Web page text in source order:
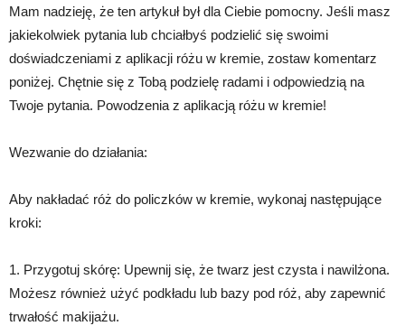
Mam nadzieję, że ten artykuł był dla Ciebie pomocny. Jeśli masz
jakiekolwiek pytania lub chciałbyś podzielić się swoimi
doświadczeniami z aplikacji różu w kremie, zostaw komentarz
poniżej. Chętnie się z Tobą podzielę radami i odpowiedzią na
Twoje pytania. Powodzenia z aplikacją różu w kremie!
Wezwanie do działania:
Aby nakładać róż do policzków w kremie, wykonaj następujące
kroki:
1. Przygotuj skórę: Upewnij się, że twarz jest czysta i nawilżona.
Możesz również użyć podkładu lub bazy pod róż, aby zapewnić
trwałość makijażu.